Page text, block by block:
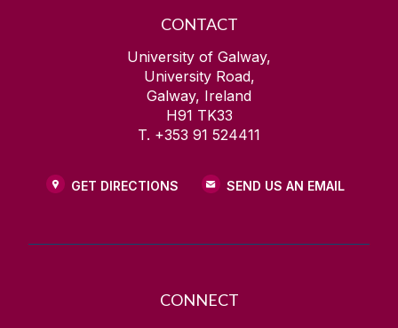
CONTACT
University of Galway,
University Road,
Galway, Ireland
H91 TK33
T. +353 91 524411
GET DIRECTIONS SEND US AN EMAIL
CONNECT